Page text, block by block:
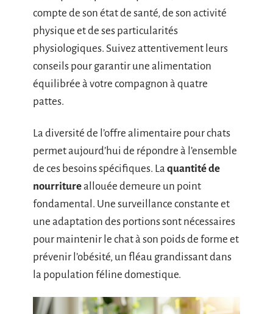
compte de son état de santé, de son activité
physique et de ses particularités
physiologiques. Suivez attentivement leurs
conseils pour garantir une alimentation
équilibrée à votre compagnon à quatre
pattes.
La diversité de l’offre alimentaire pour chats
permet aujourd’hui de répondre à l’ensemble
de ces besoins spécifiques. La quantité de
nourritureallouée demeure un point
fondamental. Une surveillance constante et
une adaptation des portions sont nécessaires
pour maintenir le chat à son poids de forme et
prévenir l’obésité, un fléau grandissant dans
la population féline domestique.